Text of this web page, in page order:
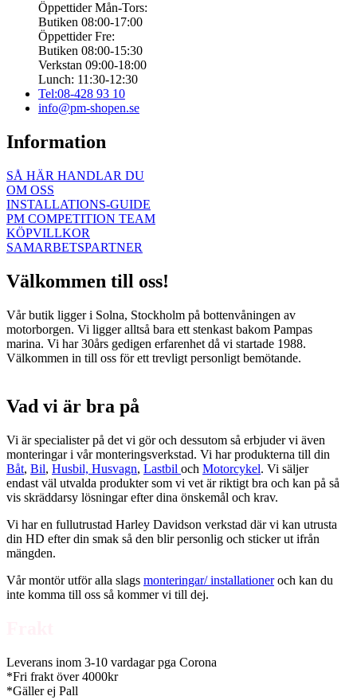
Öppettider Mån-Tors:
Butiken 08:00-17:00
Öppettider Fre:
Butiken 08:00-15:30
Verkstan 09:00-18:00
Lunch: 11:30-12:30
Tel:08-428 93 10
info@pm-shopen.se
Information
SÅ HÄR HANDLAR DU
OM OSS
INSTALLATIONS-GUIDE
PM COMPETITION TEAM
KÖPVILLKOR
SAMARBETSPARTNER
Välkommen till oss!
Vår butik ligger i Solna, Stockholm på bottenvåningen av
motorborgen. Vi ligger alltså bara ett stenkast bakom Pampas
marina. Vi har 30års gedigen erfarenhet då vi startade 1988.
Välkommen in till oss för ett trevligt personligt bemötande.
Vad vi är bra på
Vi är specialister på det vi gör och dessutom så erbjuder vi även
monteringar i vår monteringsverkstad. Vi har produkterna till din
Båt, Bil, Husbil, Husvagn, Lastbil och Motorcykel. Vi säljer
endast väl utvalda produkter som vi vet är riktigt bra och kan på så
vis skräddarsy lösningar efter dina önskemål och krav.
Vi har en fullutrustad Harley Davidson verkstad där vi kan utrusta
din HD efter din smak så den blir personlig och sticker ut ifrån
mängden.
Vår montör utför alla slags monteringar/ installationeroch kan du
inte komma till oss så kommer vi till dej.
Leverans inom 3-10 vardagar pga Corona
*Fri frakt över 4000kr
*Gäller ej Pall